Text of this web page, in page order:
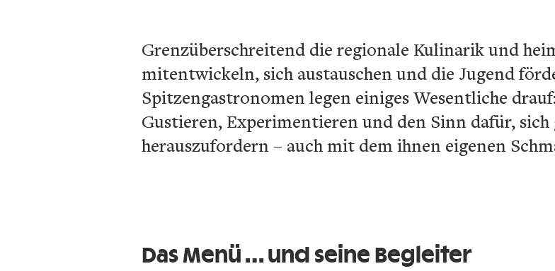
Grenzüberschreitend die regionale Kulinarik und
mitentwickeln, sich austauschen und die Jugend
Spitzengastronomen legen einiges Wesentliche
Gustieren, Experimentieren und den Sinn dafür,
herauszufordern – auch mit dem ihnen eigenen
Das Menü ... und seine Begleiter